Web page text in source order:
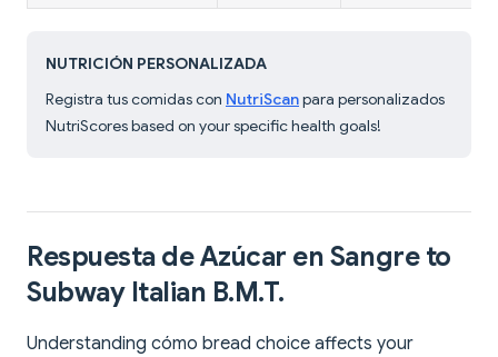
NUTRICIÓN PERSONALIZADA
Registra tus comidas con NutriScanpara personalizados
NutriScores based on your specific health goals!
Respuesta de Azúcar en Sangre to
Subway Italian B.M.T.
Understanding cómo bread choice affects your